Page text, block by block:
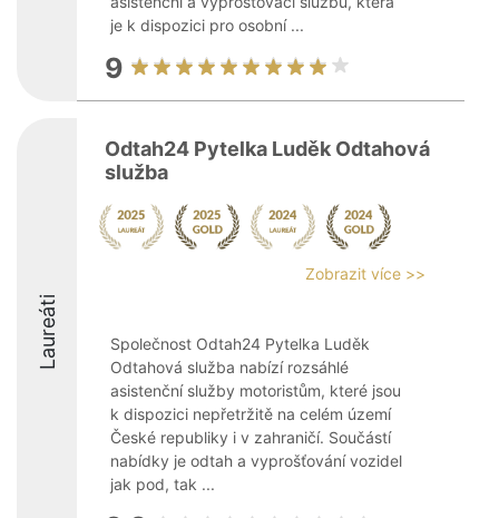
je k dispozici pro osobní ...
9
Laureáti
Odtah24 Pytelka Luděk Odtahová
služba
Zobrazit více >>
Společnost Odtah24 Pytelka Luděk
Odtahová služba nabízí rozsáhlé
asistenční služby motoristům, které jsou
k dispozici nepřetržitě na celém území
České republiky i v zahraničí. Součástí
nabídky je odtah a vyprošťování vozidel
jak pod, tak ...